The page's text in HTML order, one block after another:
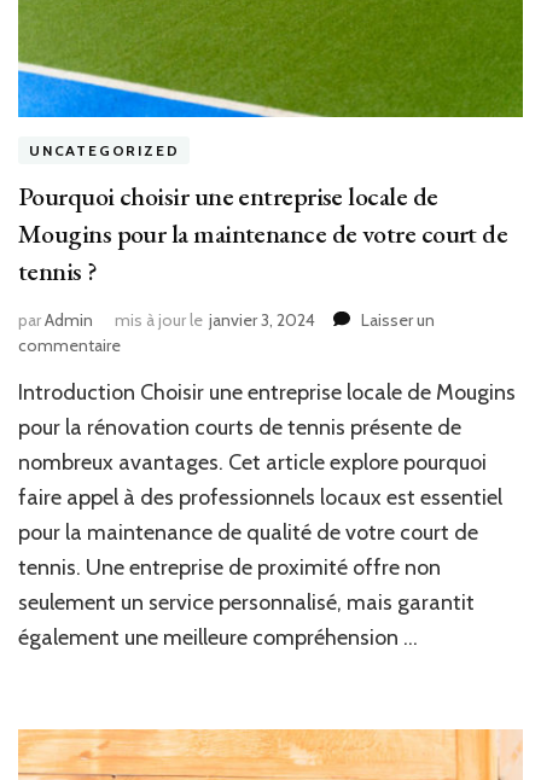
UNCATEGORIZED
Pourquoi choisir une entreprise locale de
Mougins pour la maintenance de votre court de
tennis ?
parAdmin mis à jour le janvier 3, 2024
Laisser un
commentairesur
choisir
une
locale
de
Mougins
pour
la
maintenance
votre
tennis
?
Introduction Choisir une entreprise locale de Mougins
pour la rénovation courts de tennis présente de
nombreux avantages. Cet article explore pourquoi
faire appel à des professionnels locaux est essentiel
pour la maintenance de qualité de votre court de
tennis. Une entreprise de proximité offre non
seulement un service personnalisé, mais garantit
également une meilleure compréhension …